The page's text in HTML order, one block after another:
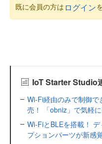
既に会員の方は ログイン
IoT Starter Studio
Wi-Fi経由のみで制御で
売！ 「obniz」で気軽
Wi-FiとBLEを搭載！
プションパーツが新感